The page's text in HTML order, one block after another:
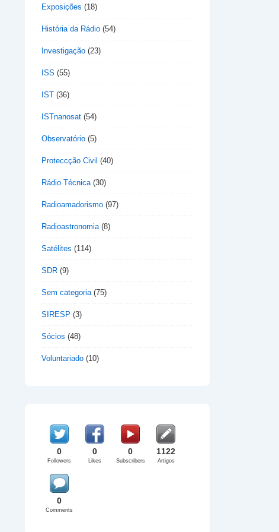
Exposições (18)
História da Rádio (54)
Investigação (23)
ISS (55)
IST (36)
ISTnanosat (54)
Observatório (5)
Proteccção Civil (40)
Rádio Técnica(30)
Radioamadorismo (97)
Radioastronomia(8)
Satélites (114)
SDR (9)
Sem categoria(75)
SIRESP (3)
Sócios (48)
Voluntariado (10)
0
Followers
0
Likes
0
Subscribers
1122
Artigos
0
Comments